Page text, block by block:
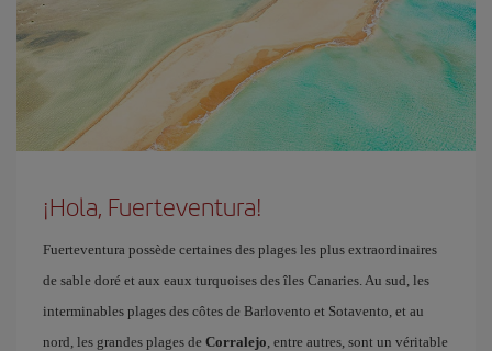
¡Hola, Fuerteventura!
Fuerteventura possède certaines des plages les plus extraordinaires
de sable doré et aux eaux turquoises des îles Canaries. Au sud, les
interminables plages des côtes de Barlovento et Sotavento, et au
nord, les grandes plages de Corralejo, entre autres, sont un véritable